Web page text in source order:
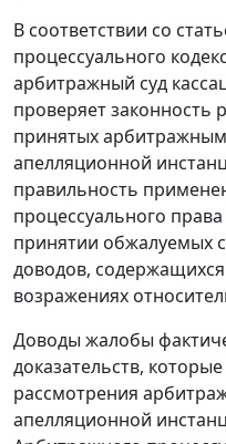
В соответствии со
процессуального
арбитражный суд
проверяет законность
принятых
апелляционной
правильность
процессуального
принятии обжалуемых
доводов,
возражениях
Доводы жалобы
доказательств,
рассмотрения
апелляционной